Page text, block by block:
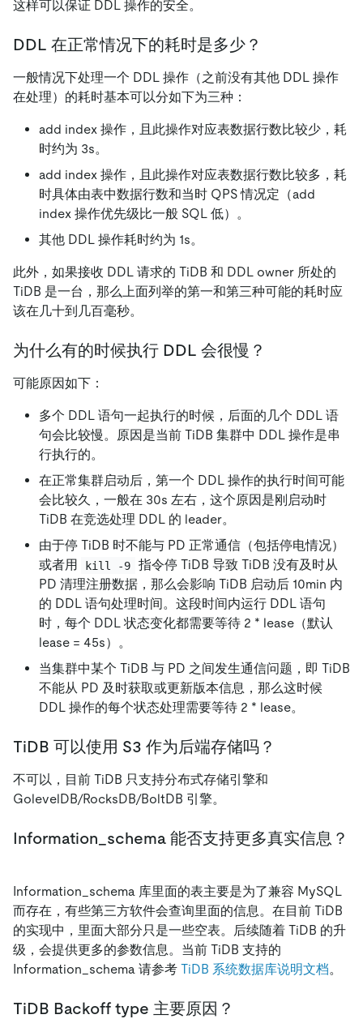
这样可以保证 DDL 操作的安全。
DDL 在正常情况下的耗时是多少？
一般情况下处理一个 DDL 操作（之前没有其他 DDL 操作
在处理）的耗时基本可以分如下为三种：
add index 操作，且此操作对应表数据行数比较少，耗
时约为 3s。
add index 操作，且此操作对应表数据行数比较多，耗
时具体由表中数据行数和当时 QPS 情况定（add
index 操作优先级比一般 SQL 低）。
其他 DDL 操作耗时约为 1s。
此外，如果接收 DDL 请求的 TiDB 和 DDL owner 所处的
TiDB 是一台，那么上面列举的第一和第三种可能的耗时应
该在几十到几百毫秒。
为什么有的时候执行 DDL 会很慢？
可能原因如下：
多个 DDL 语句一起执行的时候，后面的几个 DDL 语
句会比较慢。原因是当前 TiDB 集群中 DDL 操作是串
行执行的。
在正常集群启动后，第一个 DDL 操作的执行时间可能
会比较久，一般在 30s 左右，这个原因是刚启动时
TiDB 在竞选处理 DDL 的 leader。
由于停 TiDB 时不能与 PD 正常通信（包括停电情况）
或者用
kill -9
指令停 TiDB 导致 TiDB 没有及时从
PD 清理注册数据，那么会影响 TiDB 启动后 10min 内
的 DDL 语句处理时间。这段时间内运行 DDL 语句
时，每个 DDL 状态变化都需要等待 2 * lease（默认
lease = 45s）。
当集群中某个 TiDB 与 PD 之间发生通信问题，即 TiDB
不能从 PD 及时获取或更新版本信息，那么这时候
DDL 操作的每个状态处理需要等待 2 * lease。
TiDB 可以使用 S3 作为后端存储吗？
不可以，目前 TiDB 只支持分布式存储引擎和
GolevelDB/RocksDB/BoltDB 引擎。
Information_schema 能否支持更多真实信息？
Information_schema 库里面的表主要是为了兼容 MySQL
而存在，有些第三方软件会查询里面的信息。在目前 TiDB
的实现中，里面大部分只是一些空表。后续随着 TiDB 的升
级，会提供更多的参数信息。当前 TiDB 支持的
Information schema 请参考 TiDB 系统数据库说明文档。
TiDB Backoff type 主要原因？